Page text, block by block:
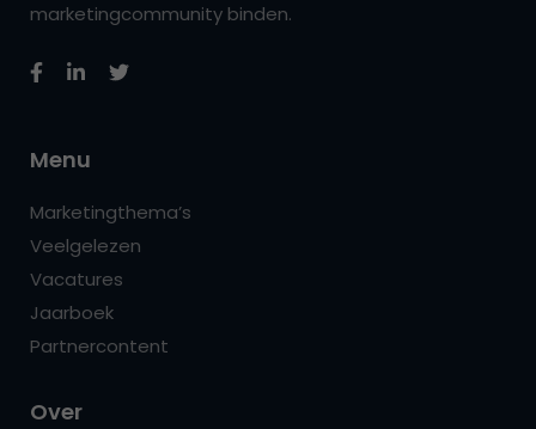
marketingcommunity binden.
Menu
Marketingthema’s
Veelgelezen
Vacatures
Jaarboek
Partnercontent
Over